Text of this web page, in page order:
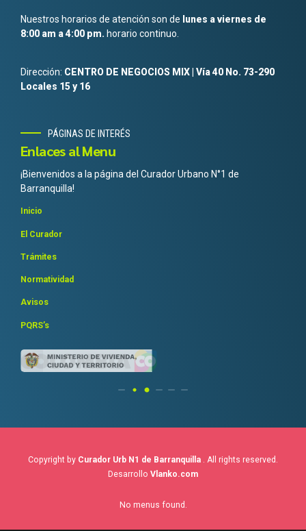
Nuestros horarios de atención son de lunes a viernes de
8:00 am a 4:00 pm. horario continuo.
Dirección: CENTRO DE NEGOCIOS MIX | Vía 40 No. 73-290
Locales 15 y 16
PÁGINAS DE INTERÉS
Enlaces al Menu
¡Bienvenidos a la página del Curador Urbano N°1 de
Barranquilla!
Inicio
El Curador
Trámites
Normatividad
Avisos
PQRS’s
Copyright by Curador Urb N1 de Barranquilla . All rights reserved.
Desarrollo Vlanko.com
No menus found.